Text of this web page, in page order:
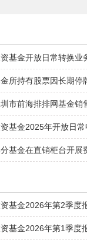
基金开放日常转换业
所持有股票因长期
市前海排排网基金
基金2025年开放日
基金在直销柜台开展
基金2026年第2季度
基金2026年第1季度